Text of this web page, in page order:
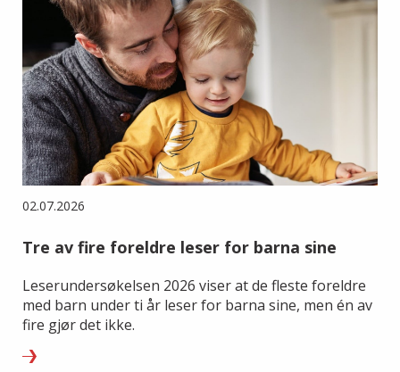
02.07.2026
Tre av fire foreldre leser for barna sine
Leserundersøkelsen 2026 viser at de fleste foreldre
med barn under ti år leser for barna sine, men én av
fire gjør det ikke.